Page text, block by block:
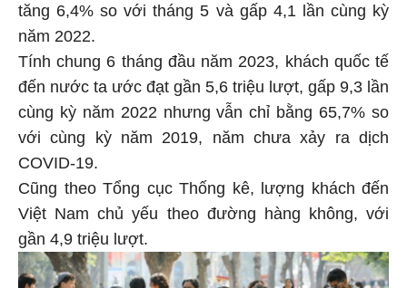
tăng 6,4% so với tháng 5 và gấp 4,1 lần cùng kỳ
năm 2022.
Tính chung 6 tháng đầu năm 2023, khách quốc tế
đến nước ta ước đạt gần 5,6 triệu lượt, gấp 9,3 lần
cùng kỳ năm 2022 nhưng vẫn chỉ bằng 65,7% so
với cùng kỳ năm 2019, năm chưa xảy ra dịch
COVID-19.
Cũng theo Tổng cục Thống kê, lượng khách đến
Việt Nam chủ yếu theo đường hàng không, với
gần 4,9 triệu lượt.